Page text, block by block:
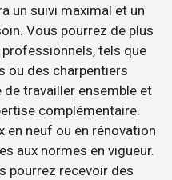
un suivi maximal et un
Vous pourrez de plus
tels que
ou des charpentiers
de travailler ensemble et
complémentaire.
en neuf ou en rénovation
aux normes en vigueur.
pourrez recevoir des